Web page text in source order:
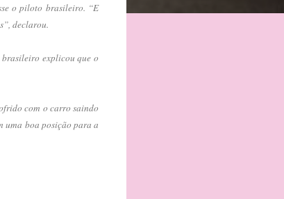
o piloto brasileiro. “E
declarou.
brasileiro explicou que o
com o carro saindo
uma boa posição para a